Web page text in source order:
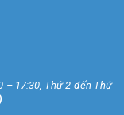
– 17:30, Thứ 2 đến Thứ